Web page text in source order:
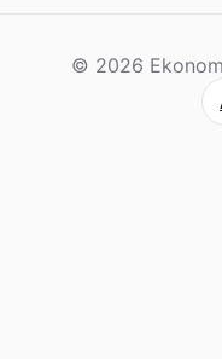
© 2026